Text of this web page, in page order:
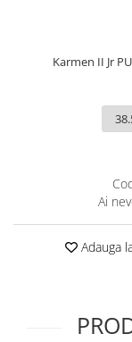
Karmen II Jr
Ai
Adauga